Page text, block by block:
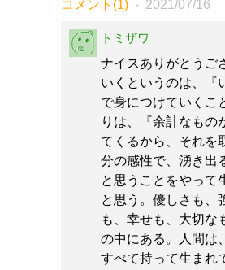
コメント(1) 2021/07/16
トミザワ
ナイスありがとうご
いくというのは、『
で身につけていくこ
りは、『余計なもの
てくるから、それを
分の感性で、湧き出
と思うことをやって
と思う。優しさも、
も、幸せも、大切な
の中にある。人間は
すべて持って生まれ